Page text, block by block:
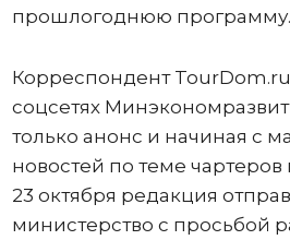
прошлогоднюю программу.
Корреспондент TourDom.ru
соцсетях
только анонс и начиная с
новостей по теме
23 октября редакция
министерство с просьбой